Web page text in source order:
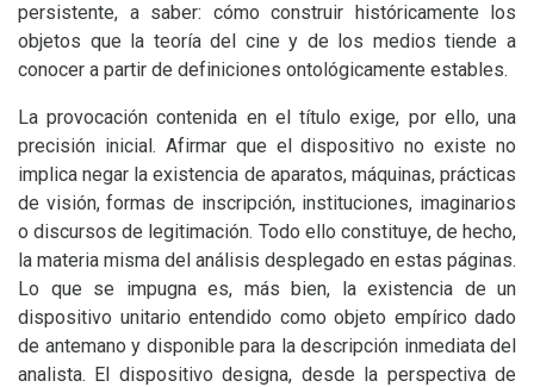
persistente, a saber: cómo construir históricamente los
objetos que la teoría del cine y de los medios tiende a
conocer a partir de definiciones ontológicamente estables.
La provocación contenida en el título exige, por ello, una
precisión inicial. Afirmar que el dispositivo no existe no
implica negar la existencia de aparatos, máquinas, prácticas
de visión, formas de inscripción, instituciones, imaginarios
o discursos de legitimación. Todo ello constituye, de hecho,
la materia misma del análisis desplegado en estas páginas.
Lo que se impugna es, más bien, la existencia de un
dispositivo unitario entendido como objeto empírico dado
de antemano y disponible para la descripción inmediata del
analista. El dispositivo designa, desde la perspectiva de